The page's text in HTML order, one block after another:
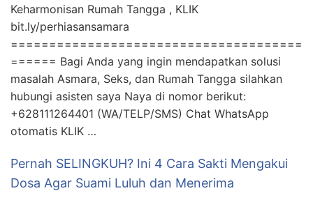
Keharmonisan Rumah Tangga , KLIK
bit.ly/perhiasansamara
======================================
====== Bagi Anda yang ingin mendapatkan solusi
masalah Asmara, Seks, dan Rumah Tangga silahkan
hubungi asisten saya Naya di nomor berikut:
+628111264401 (WA/TELP/SMS) Chat WhatsApp
otomatis KLIK …
Pernah SELINGKUH? Ini 4 Cara Sakti Mengakui
Dosa Agar Suami Luluh dan Menerima